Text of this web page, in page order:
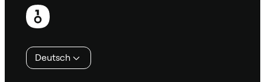
Deutsch